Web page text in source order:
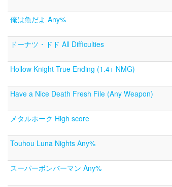
俺は魚だよ Any%
ドーナツ・ドド All Difficulties
Hollow Knight True Ending (1.4+ NMG)
Have a Nice Death Fresh File (Any Weapon)
メタルホーク High score
Touhou Luna Nights Any%
スーパーボンバーマン Any%